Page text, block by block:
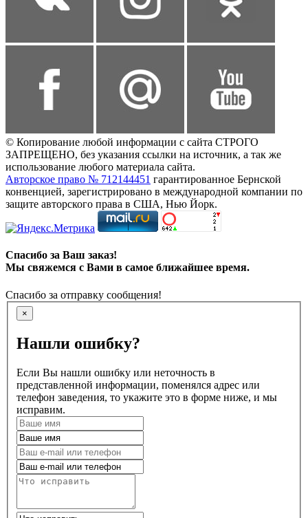
© Копирование любой информации с сайта СТРОГО
ЗАПРЕЩЕНО, без указания ссылки на источник, а так же
использование любого материала сайта.
Авторское право № 712144451 гарантированное Бернской
конвенцией, зарегистрировано в международной компании по
защите авторского права в США, Нью Йорк.
Спасибо за Ваш заказ!
Мы свяжемся с Вами в самое ближайшее время.
Спасибо за отправку сообщения!
×
Нашли ошибку?
Если Вы нашли ошибку или неточность в
представленной информации, поменялся адрес или
телефон заведения, то укажите это в форме ниже, и мы
исправим.